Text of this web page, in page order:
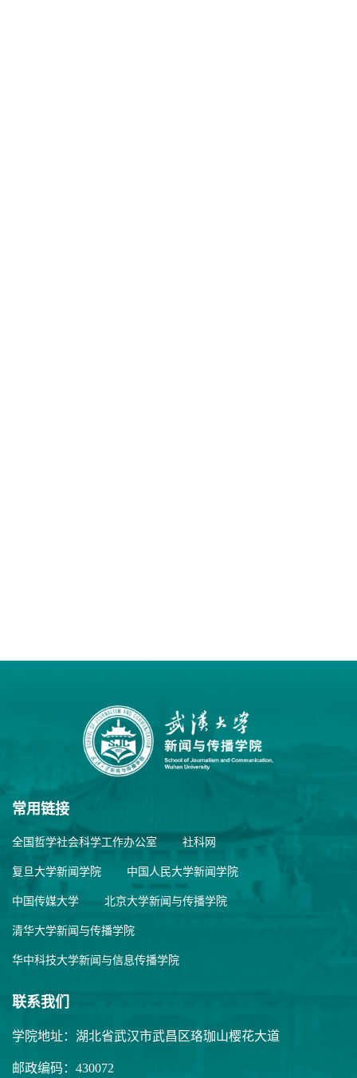
常用链接
全国哲学社会科学工作办公室 社科网
复旦大学新闻学院 中国人民大学新闻学院
中国传媒大学 北京大学新闻与传播学院
清华大学新闻与传播学院
华中科技大学新闻与信息传播学院
联系我们
学院地址：湖北省武汉市武昌区珞珈山樱花大道
邮政编码：430072